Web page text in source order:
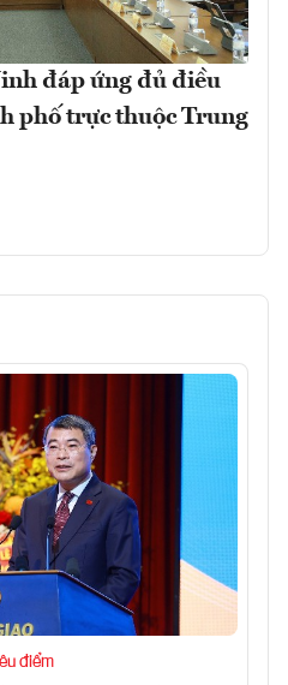
đáp ứng đủ điều
phố trực thuộc Trung
điểm